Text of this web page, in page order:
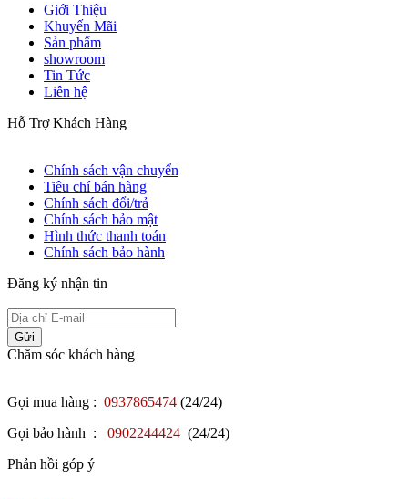
Giới Thiệu
Khuyến Mãi
Sản phẩm
showroom
Tin Tức
Liên hệ
Hỗ Trợ Khách Hàng
Chính sách vận chuyển
Tiêu chí bán hàng
Chính sách đổi/trả
Chính sách bảo mật
Hình thức thanh toán
Chính sách bảo hành
Đăng ký nhận tin
Gửi
Chăm sóc khách hàng
Gọi mua hàng : 0937865474 (24/24)
Gọi bảo hành :
0902244424 (24/24)
Phản hồi góp ý